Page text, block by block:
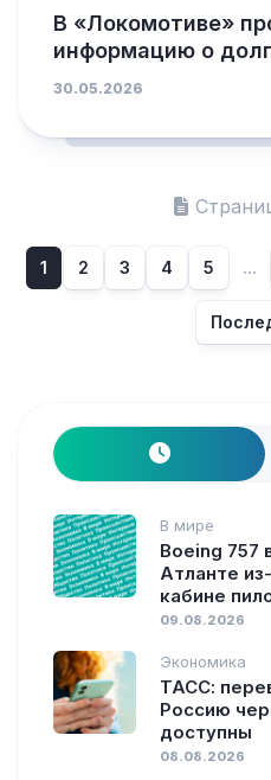
В «Локомотиве»
информацию о
30.05.2026
1 2 3 4 5 ...
В мире
Boeing 757
Атланте
кабине
09.08.2026
Экономика
ТАСС:
Россию
доступны
08.08.2026